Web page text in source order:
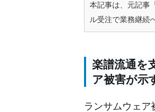
本記事は、元記事
ル受注で業務継続
楽譜流通を
ア被害が示
ランサムウェア